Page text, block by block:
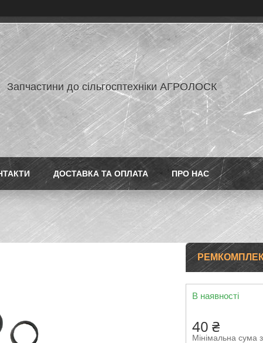
Запчастини до сільгосптехніки АГРОЛОСК
ДОСТАВКА ТА ОПЛАТА ПРО НАС
В наявності
40 ₴
Мінімальна сума